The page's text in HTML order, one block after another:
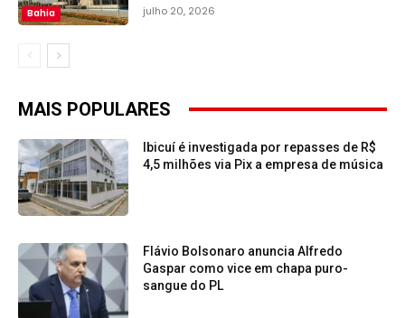
Bahia julho 20, 2026
MAIS POPULARES
Ibicuí é investigada por repasses de R$
4,5 milhões via Pix a empresa de música
Flávio Bolsonaro anuncia Alfredo
Gaspar como vice em chapa puro-
sangue do PL